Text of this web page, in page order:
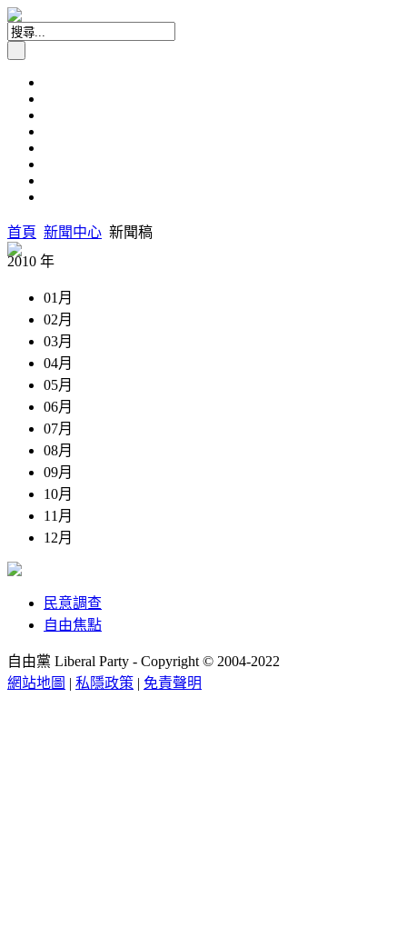
首頁 新聞中心 新聞稿
2010 年
01月
02月
03月
04月
05月
06月
07月
08月
09月
10月
11月
12月
民意調查
自由焦點
自由黨 Liberal Party - Copyright © 2004-2022
網站地圖 | 私隱政策 | 免責聲明